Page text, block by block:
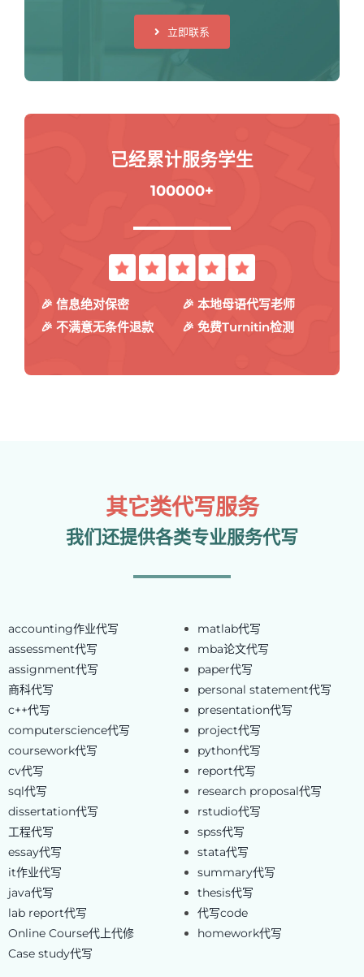
立即联系
已经累计服务学生
100000+
🎉 信息绝对保密
🎉 本地母语代写老师
🎉 不满意无条件退款
🎉 免费Turnitin检测
其它类代写服务
我们还提供各类专业服务代写
accounting作业代写
assessment代写
assignment代写
商科代写
c++代写
computerscience代写
coursework代写
cv代写
sql代写
dissertation代写
工程代写
essay代写
it作业代写
java代写
lab report代写
Online Course代上代修
Case study代写
matlab代写
mba论文代写
paper代写
personal statement代写
presentation代写
project代写
python代写
report代写
research proposal代写
rstudio代写
spss代写
stata代写
summary代写
thesis代写
代写code
homework代写